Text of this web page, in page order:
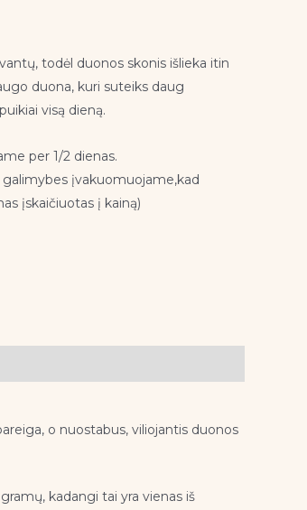
todėl duonos skonis išlieka itin
duona, kuri suteiks daug
visą dieną.
per 1/2 dienas.
įvakuomuojame,kad
įskaičiuotas į kainą)
o nuostabus, viliojantis duonos
kadangi tai yra vienas iš